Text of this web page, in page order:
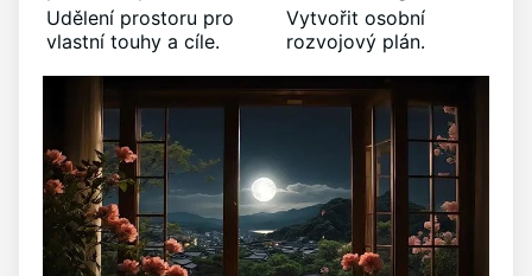
Udělení prostoru pro
vlastní‍ touhy a cíle.
Vytvořit osobní
rozvojový plán.